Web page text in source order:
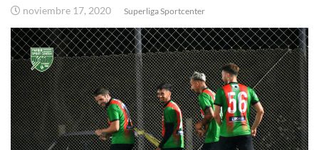
noviembre 17, 2020 Superliga Sportcenter